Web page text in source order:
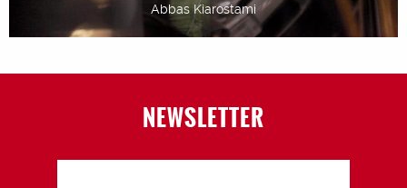
Abbas Kiarostami
NEWSLETTER